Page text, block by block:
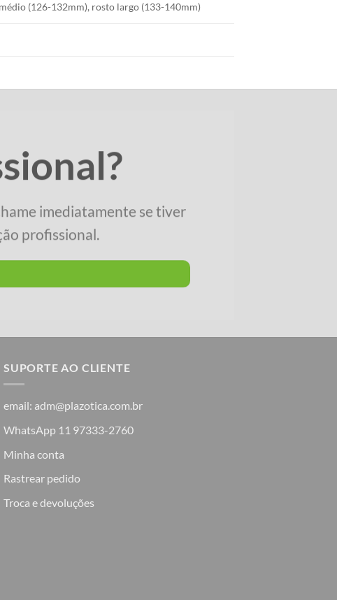
(126-132mm), rosto largo (133-140mm)
imediatamente se tiver
profissional.
SUPORTE AO CLIENTE
email: adm@plazotica.com.br
WhatsApp 11 97333-2760
Minha conta
Rastrear pedido
Troca e devoluções